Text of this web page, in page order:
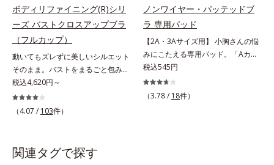
ち上げる設計で、美しいバストライ
ンに整えます。脇も背中もすっきり
補整脇からバック部は幅広設計で、
やわらかい背中のお肉をカバーしま
す。硬いセル芯ではなく、生地を2
重に重ねて脇肉もしっかりホール
ド。後ろ姿もすっきりキレイに変身
します。
るので、ズレずに安定をキープしま
す。パカパカ浮くというお悩みも解
消し、かがむ時も胸元が気になりま
せん。このブラジャーはAカップ
（パッドなし）のご用意となりま
す。AA・AAAサイズの方は、別売
りの専用パッドをご購入いただき、
ブラジャーと組み合わせてご使用く
ボディリファイニング(R)シリ
ーズ バストクロスアップブラ
（フルカップ）
動いてもズレずに美しいシルエット
そのまま。バストをまるごと包みこ
み、上向きバストへ。体にフィット
して、ラクな着用感のノンワイヤー
タイプ。カップ下部分に、パワーネ
て2枚の生地が交差するから、動い
てもズレません。セル芯部分は7層
税込4,620円～
（4.07 / 103件）
ノンワイヤー・パッテッドブ
ラ 専用パッド
【2A・3Aサイズ用】 小胸さんの悩
みにこたえる専用パッド。「Aカッ
プより小さい」とお悩みの方でも大
丈夫。AA・AAAサイズの方に、ノ
ンワイヤー・パッテッドブラと組み
税込545円
（3.78 / 18件）
関連タグで探す